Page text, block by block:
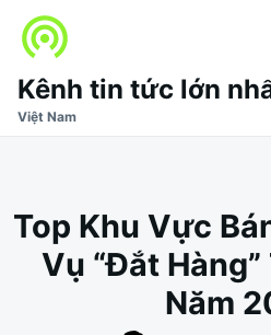
Nhảy
đến
nội
dung
Tìm
kiếm
cho:
Kênh tin tức lớn
Việt Nam
Top Khu Vực
Vụ “Đắt Hàng”
Năm